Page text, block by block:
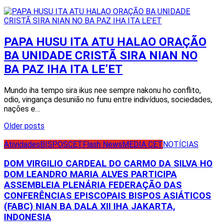
PAPA HUSU ITA ATU HALAO ORAÇÃO
BA UNIDADE CRISTÃ SIRA NIAN NO
BA PAZ IHA ITA LE’ET
Mundo iha tempo sira ikus nee sempre nakonu ho conflito,
odio, vingança desunião no funu entre indivíduos, sociedades,
nações e…
Posts
navigation
Older posts
AtividadesBISPOSCETFlash NewsMEDIA CETNOTÍCIAS
DOM VIRGILIO CARDEAL DO CARMO DA SILVA HO
DOM LEANDRO MARIA ALVES PARTICIPA
ASSEMBLEIA PLENÁRIA FEDERAÇÃO DAS
CONFERÊNCIAS EPISCOPAIS BISPOS ASIÁTICOS
(FABC) NIAN BA DALA XII IHA JAKARTA,
INDONESIA